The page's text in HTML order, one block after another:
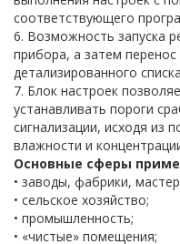
соответствующего
6. Возможность запуска
прибора, а затем
детализированного
7. Блок настроек
устанавливать пороги
сигнализации, исходя из
влажности и
Основные сферы
• заводы, фабрики,
• сельское хозяйство;
• промышленность;
• «чистые» помещения;